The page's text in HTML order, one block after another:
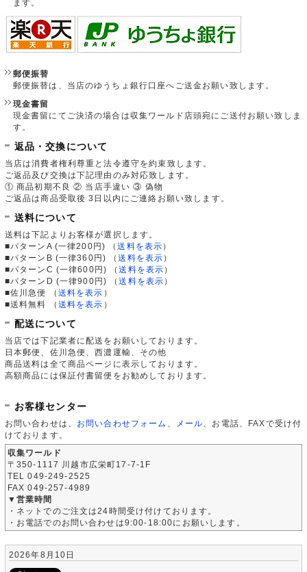
ます。
郵便振替
郵便振替は、当店のゆうちょ銀行口座へご送金お願い致します。
現金書留
現金書留にてご決済の場合は収集ワールド店頭宛にご送付お願い致しま
す。
返品・交換について
当店は消費者権利尊重と法令遵守を約束致します。
ご返品及び交換は下記理由のみ対応致します。
① 商品初期不良 ② 当店手違い ③ 偽物
ご返品は商品受取後 3日以内にご連絡お願い致します。
送料について
送料は下記よりお客様が選択します。
■パターンA (一律200円)
（送料を表示 ）
■パターンB (一律360円)
（送料を表示 ）
■パターンC (一律600円)
（送料を表示 ）
■パターンD (一律900円)
（送料を表示 ）
■佐川急便
（ 送料を表示 ）
■送料無料
（ 送料を表示 ）
配送について
当店では下記業者に配送をお願いしております。
日本郵便、佐川急便、西濃運輸、その他
商品送料は全て商品ページに表示しております。
高額商品には保証付書留便をお勧めしております。
お客様センター
お問い合わせは、 お問い合わせフォーム メール 、お電話、FAXで受け付
けております。
収集ワールド
〒350-1117 川越市広栄町17-7-1F
TEL 049-249-2525
FAX 049-257-4989
▼営業時間
・ネットでのご注文は24時間受け付けております。
・お電話でのお問い合わせは9:00-18:00にお願いします。
2026年8月10日